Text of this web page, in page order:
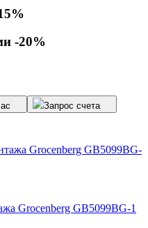
-20%
Запрос счета
Grocenberg GB5099BG-1